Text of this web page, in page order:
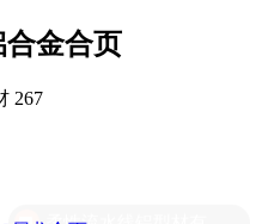
合金合页
267